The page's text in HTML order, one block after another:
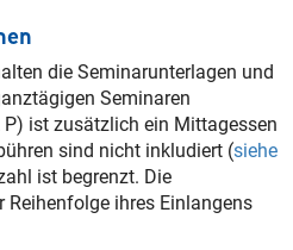
die Seminarunterlagen und
Seminaren
ist zusätzlich ein Mittagessen
sind nicht inkludiert (siehe
ist begrenzt. Die
Reihenfolge ihres Einlangens